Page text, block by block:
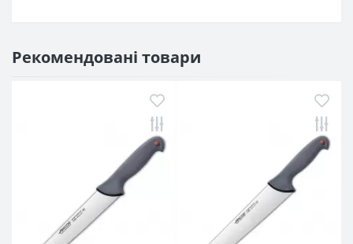
Рекомендовані товари